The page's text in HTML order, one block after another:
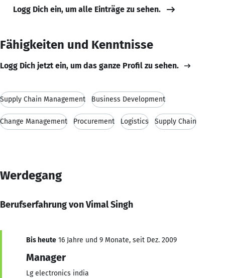
Logg Dich ein, um alle Einträge zu sehen.
Fähigkeiten und Kenntnisse
Logg Dich jetzt ein, um das ganze Profil zu sehen.
Supply Chain Management Business Development
Change Management Procurement Logistics Supply Chain
Werdegang
Berufserfahrung von Vimal Singh
Bis heute 16 Jahre und 9 Monate, seit Dez. 2009
Manager
Lg electronics india